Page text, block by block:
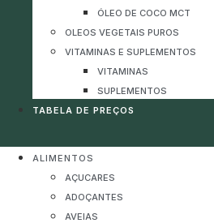
ÓLEO DE COCO MCT
OLEOS VEGETAIS PUROS
VITAMINAS E SUPLEMENTOS
VITAMINAS
SUPLEMENTOS
TABELA DE PREÇOS
ALIMENTOS
AÇUCARES
ADOÇANTES
AVEIAS